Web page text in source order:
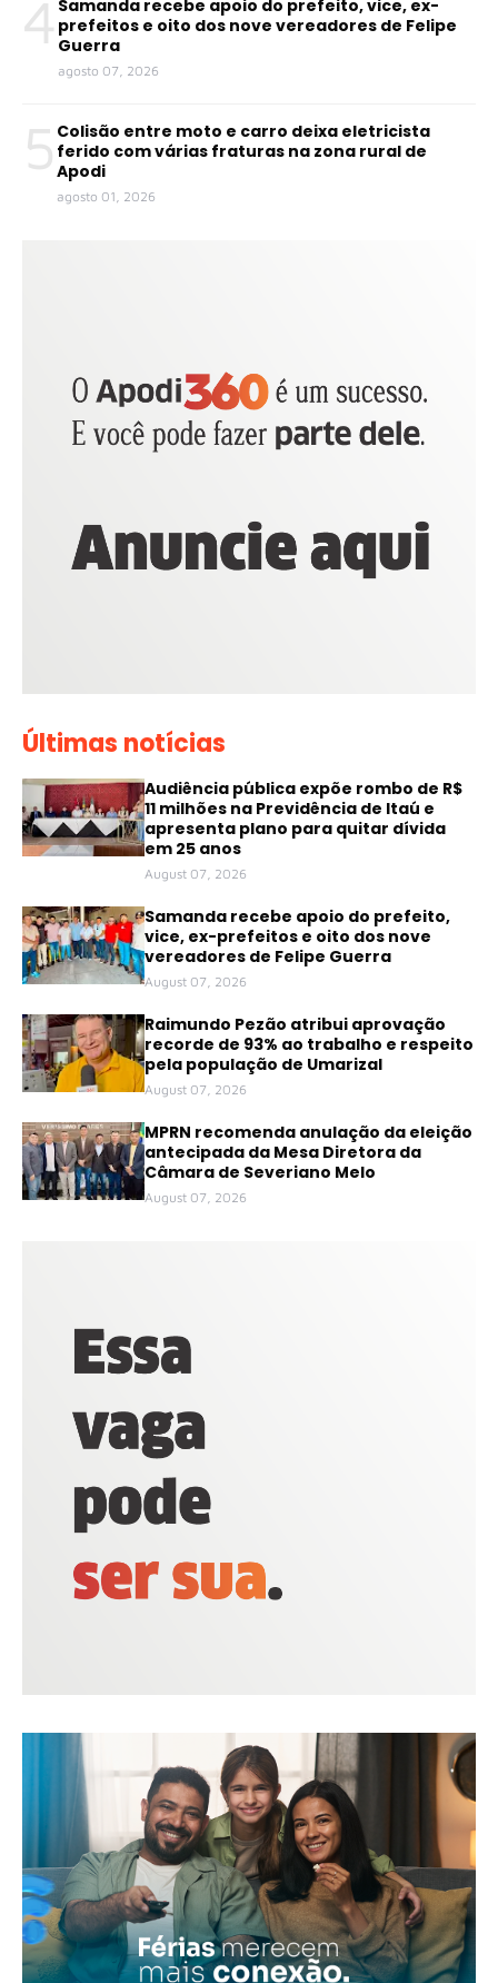
4 Samanda recebe apoio do prefeito, vice, ex-
prefeitos e oito dos nove vereadores de Felipe
Guerra
agosto 07, 2026
5 Colisão entre moto e carro deixa eletricista
ferido com várias fraturas na zona rural de
Apodi
agosto 01, 2026
Últimas notícias
Audiência pública expõe rombo de R$
11 milhões na Previdência de Itaú e
apresenta plano para quitar dívida
em 25 anos
August 07, 2026
Samanda recebe apoio do prefeito,
vice, ex-prefeitos e oito dos nove
vereadores de Felipe Guerra
August 07, 2026
Raimundo Pezão atribui aprovação
recorde de 93% ao trabalho e respeito
pela população de Umarizal
August 07, 2026
MPRN recomenda anulação da eleição
antecipada da Mesa Diretora da
Câmara de Severiano Melo
August 07, 2026